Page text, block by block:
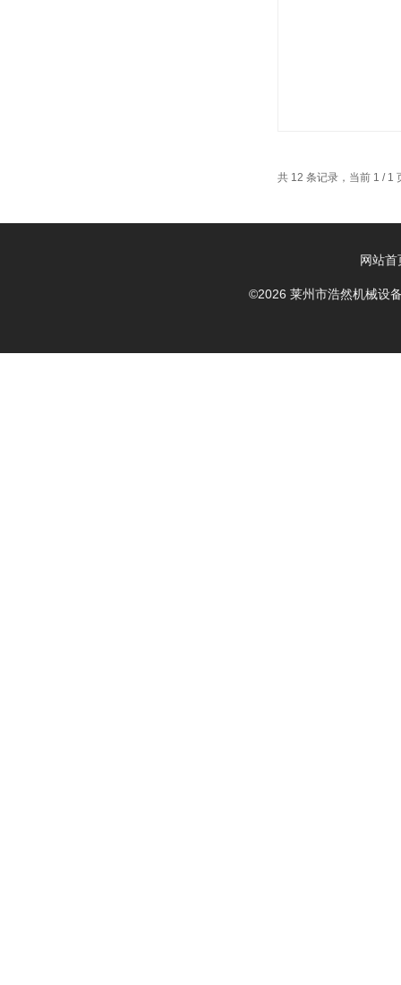
共 12 条记录，当前 1 /
网站首
©2026 莱州市浩然机械